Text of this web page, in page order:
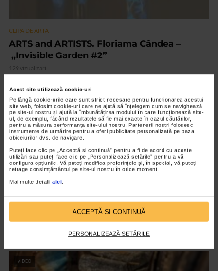
Acest site utilizează cookie-uri
Pe lângă cookie-urile care sunt strict necesare pentru funcționarea acestui
site web, folosim cookie-uri care ne ajută să înțelegem cum se navighează
pe site-ul nostru și ajută la îmbunătățirea modului în care funcționează site-
ul, de exemplu, făcând rezultatele să fie mai exacte în cazul căutărilor,
pentru a măsura performanța site-ului nostru. Partenerii noștri folosesc
instrumente de urmărire pentru a oferi publicitate personalizată pe baza
obiceiurilor dvs. de navigare.
Puteți face clic pe „Acceptă si continuă” pentru a fi de acord cu aceste
utilizări sau puteți face clic pe „Personalizează setările” pentru a vă
configura opțiunile. Vă puteți modifica preferințele și, în special, vă puteți
retrage consimțământul pe site-ul nostru în orice moment.
Mai multe detalii aici
ACCEPTĂ SI CONTINUĂ
PERSONALIZEAZĂ SETĂRILE
CLIPA DE ARTA
ARTS and ARTISTS. Floriama Cândea –
„Invisible Garden #2”
129 vizualizari
Nicolae Tonitza – Pictor al copiilor
VIDEO